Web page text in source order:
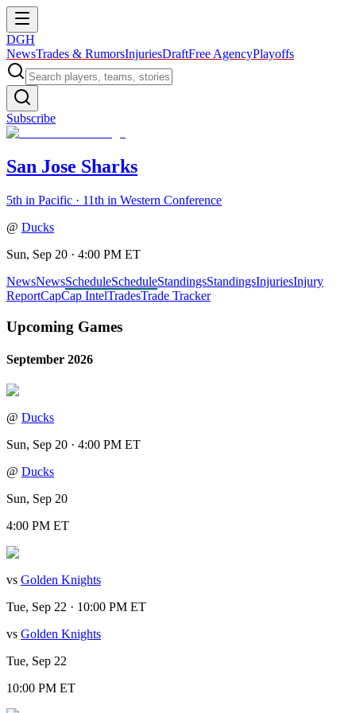
DGH
NewsTrades & RumorsInjuriesDraftFree AgencyPlayoffs
Subscribe
San Jose Sharks
5th in Pacific · 11th in Western Conference
@ Ducks
Sun, Sep 20 · 4:00 PM ET
NewsNewsScheduleScheduleStandingsStandingsInjuriesInjury
ReportCapCap IntelTradesTrade Tracker
Upcoming Games
September 2026
@ Ducks
Sun, Sep 20 · 4:00 PM ET
@ Ducks
Sun, Sep 20
4:00 PM ET
vs Golden Knights
Tue, Sep 22 · 10:00 PM ET
vs Golden Knights
Tue, Sep 22
10:00 PM ET